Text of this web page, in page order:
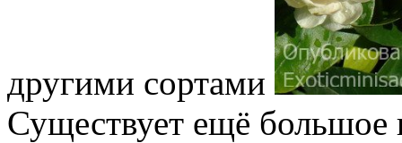
другими сортами
Существует ещё большое